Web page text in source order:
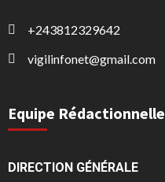
+243812329642
vigilinfonet@gmail.com
Equipe Rédactionnelle
DIRECTION GÉNÉRALE